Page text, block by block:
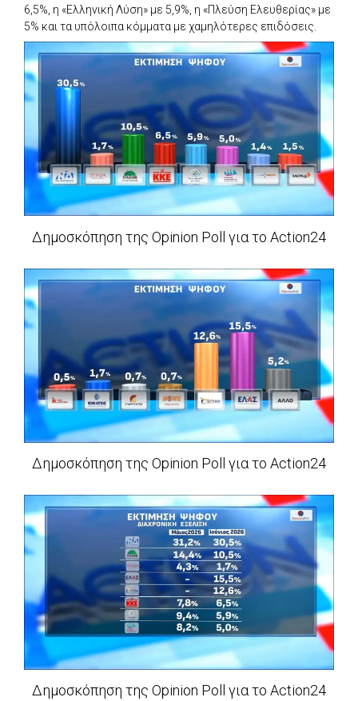
6,5%, η «Ελληνική Λύση» με 5,9%, η «Πλεύση Ελευθερίας» με
5% και τα υπόλοιπα κόμματα με χαμηλότερες επιδόσεις.
Δημοσκόπηση της Opinion Poll για το Action24
Δημοσκόπηση της Opinion Poll για το Action24
Δημοσκόπηση της Opinion Poll για το Action24